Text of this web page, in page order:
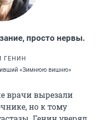
просто нервы.
ГЕНИН
«Зимнюю вишню»
врачи вырезали
но ктому